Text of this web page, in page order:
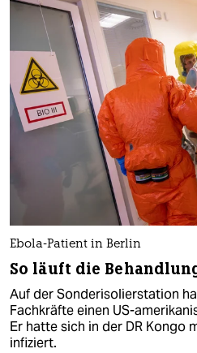
Ebola-Patient in Berlin
So läuft die
Auf der Sonderisolierstation
Fachkräfte einen US-
Er hatte sich in der DR Kongo
infiziert.